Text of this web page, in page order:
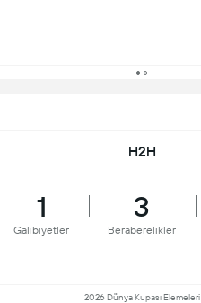
H2H
1
Galibiyetler
3
Beraberelikler
2026 Dünya Kupası Elemeleri